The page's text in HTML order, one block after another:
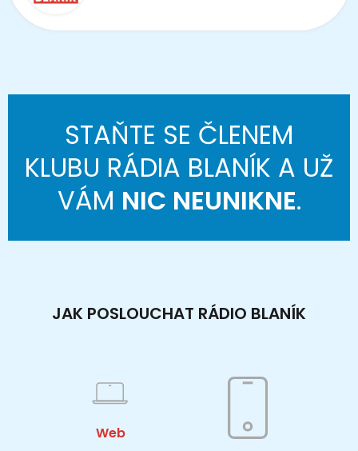
STAŇTE SE ČLENEM
KLUBU RÁDIA BLANÍK A UŽ
VÁM NIC NEUNIKNE.
JAK POSLOUCHAT RÁDIO BLANÍK
Web